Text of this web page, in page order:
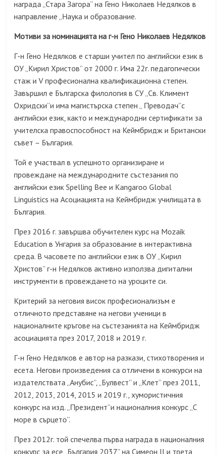
награда „Стара Загора“ на Гено Николаев Недялков в
направление „Наука и образование.
Мотиви за номинацията на г-н Гено Николаев Недялков
Г-н Гено Недялков е старши учител по английски език в
ОУ „Кирил Христов” от 2000 г. Има 22г. педагогически
стаж иV професионална квалификационна степен.
Завършил е Българска филология в СУ „Св. Климент
Охридски”и има магистърска степен „ Преводач”с
английски език, както и международни сертификати за
учителска правоспособност на Кеймбридж и Британски
съвет – България.
Той е участвал в успешното организиране и
провеждане на международните състезания по
английски езикSpelling Bee и Kangaroo Global
Linguisticsна Асоциацията на Кеймбридж училищата в
България.
През 2016 г. завършва обучителен курс на Mozaik
Educationв Унгария за образование в интерактивна
среда. В часовете по английски език в ОУ „Кирил
Христов” г-н Недялков активно използва дигитални
инструменти в провеждането на уроците си.
Критерий за неговия висок професионализъм е
отличното представяне на негови ученици в
националните кръгове на състезанията на Кеймбридж
асоциацията през 2017, 2018 и 2019 г.
Г-н Гено Недялков е автор на разкази, стихотворения и
есета. Негови произведения са отличени в конкурси на
издателствата „Анубис”, „Булвест” и „Клет” през 2011,
2012, 2013, 2014, 2015 и 2019 г., хумористичния
конкурс на изд. „Президент”и националния конкурс „С
море в сърцето”.
През 2012г. той спечелва първа награда в националния
конкурс за есе „България 2037” на Симеон II и трета